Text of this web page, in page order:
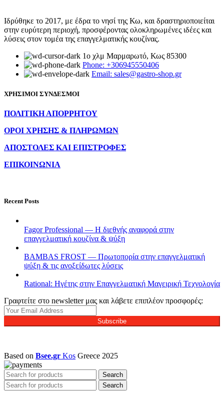
Ιδρύθηκε το 2017, με έδρα το νησί της Κω, και δραστηριοποιείται
στην ευρύτερη περιοχή, προσφέροντας ολοκληρωμένες ιδέες και
λύσεις στον τομέα της επαγγελματικής κουζίνας.
1ο χλμ Μαρμαρωτό, Κως 85300
Phone: +306945550406
Email: sales@gastro-shop.gr
ΧΡΗΣΙΜΟΙ ΣΥΝΔΕΣΜΟΙ
ΠΟΛΙΤΙΚΗ ΑΠΟΡΡΗΤΟΥ
ΟΡΟΙ ΧΡΗΣΗΣ & ΠΛΗΡΩΜΩΝ
ΑΠΟΣΤΟΛΕΣ ΚΑΙ ΕΠΙΣΤΡΟΦΕΣ
ΕΠΙΚΟΙΝΩΝΙΑ
Recent Posts
Fagor Professional — Η διεθνής αναφορά στην
επαγγελματική κουζίνα & ψύξη
BAMBAS FROST — Πρωτοπορία στην επαγγελματική
ψύξη & τις ανοξείδωτες λύσεις
Rational: Ηγέτης στην Επαγγελματική Μαγειρική Τεχνολογία
Γραφτείτε στο newsletter μας και λάβετε επιπλέον προσφορές:
Subscribe
Based on Bsee.gr Kos Greece 2025
Search
Search